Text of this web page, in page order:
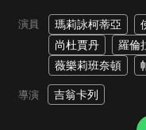
演員 瑪莉詠柯蒂亞
尚杜賈丹
羅倫
薇樂莉班奈頓
導演 吉翁卡列